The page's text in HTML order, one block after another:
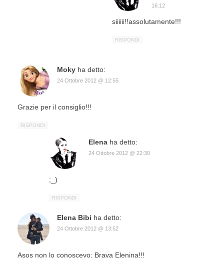
16:12
siiiiii!!assolutamente!!!
RISPONDI
Moky ha detto:
24 Ottobre 2012 @ 12:55
Grazie per il consiglio!!!
RISPONDI
Elena ha detto:
24 Ottobre 2012 @ 22:30
;_)
RISPONDI
Elena Bibi ha detto:
24 Ottobre 2012 @ 13:52
Asos non lo conoscevo: Brava Elenina!!!